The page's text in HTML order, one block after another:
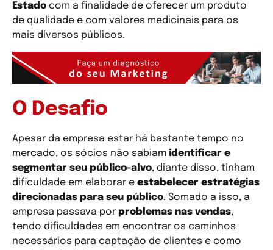
Estado com a finalidade de oferecer um produto
de qualidade e com valores medicinais para os
mais diversos públicos.
O Desafio
Apesar da empresa estar há bastante tempo no
mercado, os sócios não sabiam identificar e
segmentar seu público-alvo, diante disso, tinham
dificuldade em elaborar e estabelecer estratégias
direcionadas para seu público. Somado a isso, a
empresa passava por problemas nas vendas,
tendo dificuldades em encontrar os caminhos
necessários para captação de clientes e como